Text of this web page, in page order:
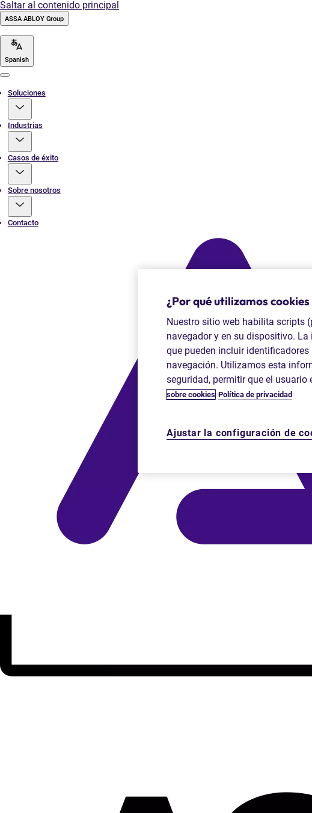
Saltar al contenido principal
ASSA ABLOY Group
Spanish
Soluciones
Industrias
Casos de éxito
Sobre nosotros
Contacto
¿Por qué utilizamos
Nuestro sitio web habilita scripts
navegador y en su dispositivo.
que pueden incluir
navegación. Utilizamos esta
seguridad, permitir que el
sobre cookies Política de privacidad
Ajustar la configuración de